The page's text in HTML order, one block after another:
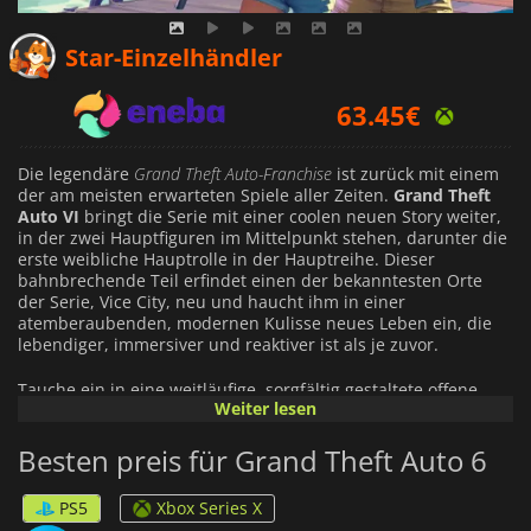
Star-Einzelhändler
63.45€
51.97€
Die legendäre Grand Theft Auto-Franchise ist zurück mit einem
der am meisten erwarteten Spiele aller Zeiten. Grand Theft
Auto VI bringt die Serie mit einer coolen neuen Story weiter,
in der zwei Hauptfiguren im Mittelpunkt stehen, darunter die
erste weibliche Hauptrolle in der Hauptreihe. Dieser
bahnbrechende Teil erfindet einen der bekanntesten Orte
der Serie, Vice City, neu und haucht ihm in einer
atemberaubenden, modernen Kulisse neues Leben ein, die
lebendiger, immersiver und reaktiver ist als je zuvor.
Tauche ein in eine weitläufige, sorgfältig gestaltete offene
Welt, in der jede Straße, jedes Viertel und jede Skyline eine
über sonnenverwöhnte Strände bis hin zu rauen Vororten
bietetGTA VIeine Umgebung, die sich um dich herum
entwickelt und durch deine Entscheidungen und Handlungen
geprägt wird. Erlebe dynamisches Wetter, fortschrittliches KI-
Weiter lesen
Besten preis für Grand Theft Auto 6
PS5
Xbox Series X